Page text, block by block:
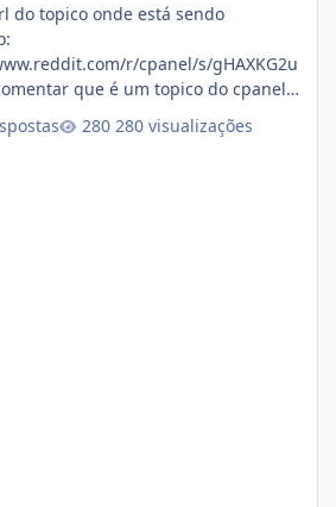
do topico onde está sendo
r/cpanel/s/gHAXKG2u
que é um topico do cpanel...
280 visualizações